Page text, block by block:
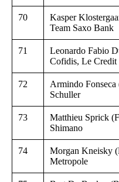
70
Kasper
Team Saxo Bank
71
Leonardo Fabio
Cofidis, Le
72
Armindo
Schuller
73
Matthieu Sprick
Shimano
74
Morgan Kneisky
Metropole